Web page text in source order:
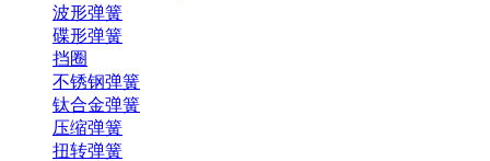
波形弹簧
碟形弹簧
挡圈
不锈钢弹簧
钛合金弹簧
压缩弹簧
扭转弹簧